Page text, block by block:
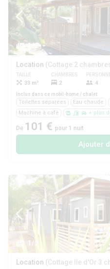
1/2
Location
TAILLE
33 m²
CHAMBRES
2 4
Inclus dans ce mobil-home / chalet
Toilettes séparées Eau chaude
Machine à café
+ plus
De 101 € pour 1 nuit
Ajouter
1/2
Location (Cottage Ile d'Or 3